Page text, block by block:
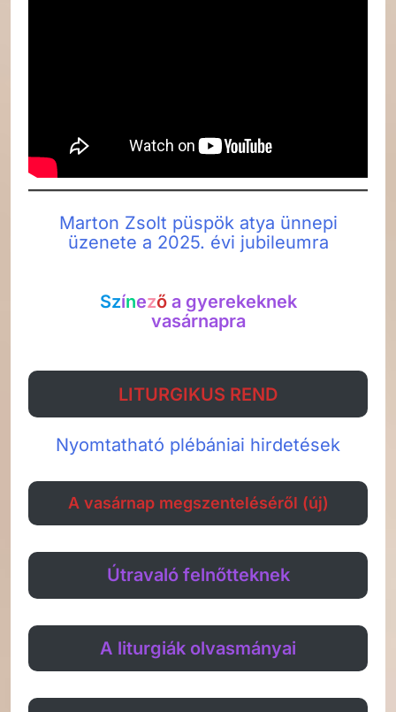
Marton Zsolt püspök atya ünnepi
üzenete a 2025. évi jubileumra
Színezőa gyerekeknek
vasárnapra
LITURGIKUS REND
Nyomtatható plébániai hirdetések
A vasárnap megszenteléséről (új)
Útravaló felnőtteknek
A liturgiák olvasmányai